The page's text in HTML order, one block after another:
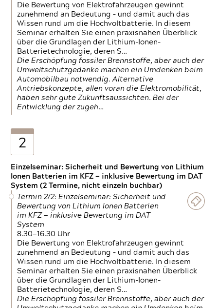
Die Bewertung von Elektrofahrzeugen gewinnt
zunehmend an Bedeutung – und damit auch das
Wissen rund um die Hochvoltbatterie. In diesem
Seminar erhalten Sie einen praxisnahen Überblick
über die Grundlagen der Lithium-Ionen-
Batterietechnologie, deren S…
Die Erschöpfung fossiler Brennstoffe, aber auch der
Umweltschutzgedanke machen ein Umdenken beim
Automobilbau notwendig. Alternative
Antriebskonzepte, allen voran die Elektromobilität,
haben sehr gute Zukunftsaussichten. Bei der
Entwicklung der zugeh…
2
Einzelseminar: Sicherheit und Bewertung von Lithium
Ionen Batterien im KFZ — inklusive Bewertung im DAT
System (2 Termine, nicht einzeln buchbar)
Termin 2/2: Einzelseminar: Sicherheit und
Bewertung von Lithium Ionen Batterien
im KFZ — inklusive Bewertung im DAT
System
8.30—16.30 Uhr
Die Bewertung von Elektrofahrzeugen gewinnt
zunehmend an Bedeutung – und damit auch das
Wissen rund um die Hochvoltbatterie. In diesem
Seminar erhalten Sie einen praxisnahen Überblick
über die Grundlagen der Lithium-Ionen-
Batterietechnologie, deren S…
Die Erschöpfung fossiler Brennstoffe, aber auch der